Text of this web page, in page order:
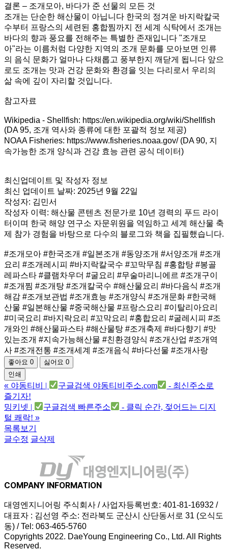
결론 – 조개모아, 바다가 준 선물의 모든 것
조개는 단순한 해산물이 아닙니다 한국의 정겨운 바지락칼국
수부터 프랑스의 세련된 홍합찜까지 전 세계 식탁에서 조개는
바다의 향과 풍요를 전해주는 특별한 존재입니다 "조개모
아"라는 이름처럼 다양한 지역의 조개 문화를 모아보면 인류
의 음식 문화가 얼마나 다채롭고 풍부한지 깨닫게 됩니다 앞으
로도 조개는 맛과 건강 문화와 환경을 잇는 다리로서 우리의
삶 속에 깊이 자리할 것입니다.
참고자료
Wikipedia - Shellfish: https://en.wikipedia.org/wiki/Shellfish
(DA 95, 조개 역사와 종류에 대한 포괄적 정보 제공)
NOAA Fisheries: https://www.fisheries.noaa.gov/ (DA 90, 지
속가능한 조개 양식과 건강 효능 관련 공식 데이터)
최신업데이트 및 작성자 정보
최신 업데이트 날짜: 2025년 9월 22일
작성자: 김민서
작성자 이력: 해산물 콘텐츠 전문가로 10년 경력의 푸드 라이
터이며 한국 해양 연구소 자문위원을 역임하고 세계 해산물 축
제 참가 경험을 바탕으로 다수의 블로그와 책을 집필했습니다.
#조개모아 #한국조개 #일본조개 #동양조개 #서양조개 #조개
요리 #조개레시피 #바지락칼국수 #꼬막무침 #홍합탕 #봉골
레파스타 #클램차우더 #굴요리 #무술마리니에르 #조개구이
#조개찜 #조개탕 #조개칼국수 #해산물요리 #바다음식 #조개
해감 #조개보관법 #조개효능 #조개양식 #조개문화 #한국해
산물 #일본해산물 #중국해산물 #프랑스요리 #이탈리아요리
#미국요리 #바지락요리 #꼬막요리 #홍합요리 #굴레시피 #조
개와인 #해산물파스타 #해산물탕 #조개축제 #바다향기 #맛
있는조개 #지속가능해산물 #친환경양식 #조개산업 #조개역
사 #조개전통 #조개세계 #조개음식 #바다선물 #조개사랑
좋아요 0 싫어요 0
인쇄
« 야동티비 | 구글검색 야동티비주소.com
- 최신주소로
즐기자!
밍키넷 |
구글검색 빠른주소
- 클릭 순간, 젖어드는 디지
털 쾌락! »
목록보기
글수정 글삭제
COMPANY INFORMATION
대영엔지니어링 주식회사 / 사업자등록번호: 401-81-16932 /
대표자 : 김선영 주소: 전라북도 군산시 산단동서로 31 (오식도
동) / Tel: 063-465-5760
Copyrights 2022. DaeYoung Engineering Co., Ltd. All Rights
Reserved.